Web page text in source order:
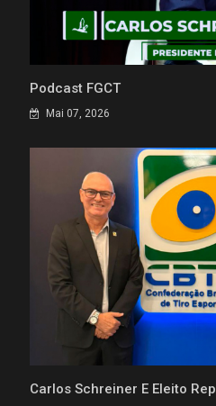
Podcast FGCT
Mai 07, 2026
Carlos Schreiner É Eleito Rep